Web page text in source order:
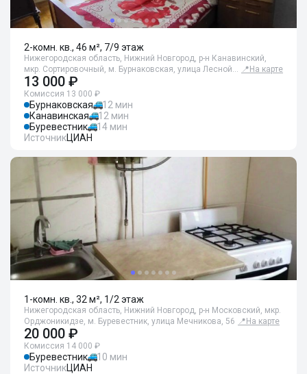
2-комн. кв., 46 м², 7/9 этаж
Нижегородская область, Нижний Новгород, р-н Канавинский,
мкр. Сортировочный, м. Бурнаковская, улица Лесной… 📍 На карте
13 000 ₽
Комиссия 13 000 ₽
Бурнаковская
12 мин
Канавинская
12 мин
Буревестник
14 мин
ИсточникЦИАН
1-комн. кв., 32 м², 1/2 этаж
Нижегородская область, Нижний Новгород, р-н Московский, мкр.
Орджоникидзе, м. Буревестник, улица Мечникова, 56 📍 На карте
20 000 ₽
Комиссия 14 000 ₽
Буревестник
10 мин
ИсточникЦИАН